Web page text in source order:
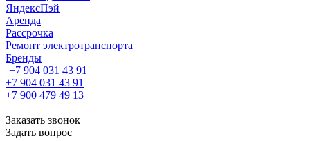
ЯндексПэй
Аренда
Рассрочка
Ремонт электротранспорта
Бренды
+7 904 031 43 91
+7 904 031 43 91
+7 900 479 49 13
Заказать звонок
Задать вопрос